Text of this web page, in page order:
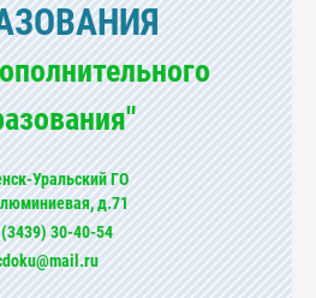
Уральский ГО
д.71
30-40-54